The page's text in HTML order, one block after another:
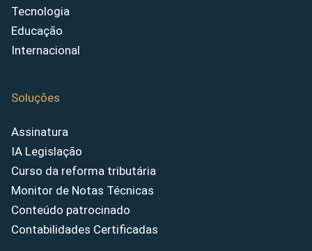
Tecnologia
Educação
Internacional
Soluções
Assinatura
IA Legislação
Curso da reforma tributária
Monitor de Notas Técnicas
Conteúdo patrocinado
Contabilidades Certificadas